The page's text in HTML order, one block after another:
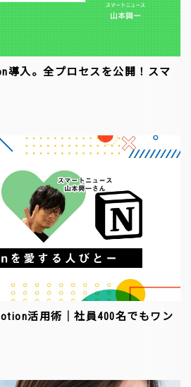
導入。全プロセスを公開！スマ
活用術｜社員400名でもワン